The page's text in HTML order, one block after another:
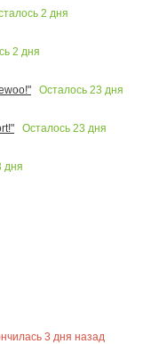
2 дня
2 дня
Осталось 23 дня
Осталось 23 дня
дня
3 дня назад